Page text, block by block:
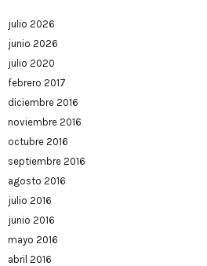
julio 2026
junio 2026
julio 2020
febrero 2017
diciembre 2016
noviembre 2016
octubre 2016
septiembre 2016
agosto 2016
julio 2016
junio 2016
mayo 2016
abril 2016